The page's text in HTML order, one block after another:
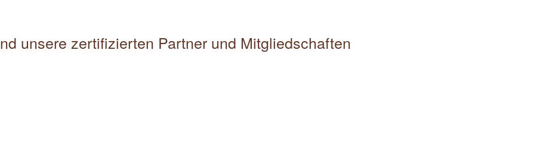
unsere zertifizierten Partner und Mitgliedschaften